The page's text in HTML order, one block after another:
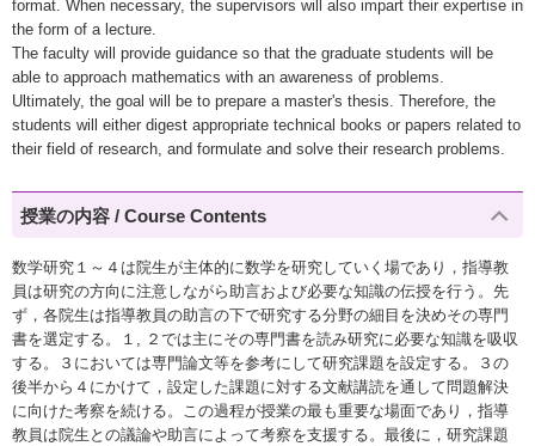
format. When necessary, the supervisors will also impart their expertise in
the form of a lecture.
The faculty will provide guidance so that the graduate students will be
able to approach mathematics with an awareness of problems.
Ultimately, the goal will be to prepare a master's thesis. Therefore, the
students will either digest appropriate technical books or papers related to
their field of research, and formulate and solve their research problems.
授業の内容 / Course Contents
数学研究１～４は院生が主体的に数学を研究していく場であり，指導教
員は研究の方向に注意しながら助言および必要な知識の伝授を行う。先
ず，各院生は指導教員の助言の下で研究する分野の細目を決めその専門
書を選定する。１, ２では主にその専門書を読み研究に必要な知識を吸収
する。３においては専門論文等を参考にして研究課題を設定する。３の
後半から４にかけて，設定した課題に対する文献講読を通して問題解決
に向けた考察を続ける。この過程が授業の最も重要な場面であり，指導
教員は院生との議論や助言によって考察を支援する。最後に，研究課題